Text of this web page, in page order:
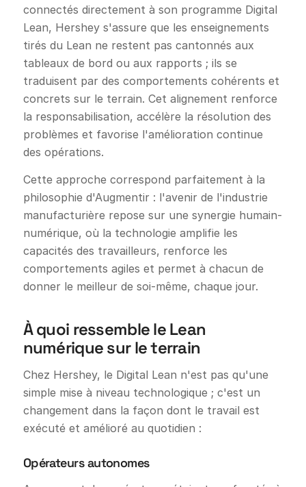
connectés directement à son programme Digital
Lean, Hershey s'assure que les enseignements
tirés du Lean ne restent pas cantonnés aux
tableaux de bord ou aux rapports ; ils se
traduisent par des comportements cohérents et
concrets sur le terrain. Cet alignement renforce
la responsabilisation, accélère la résolution des
problèmes et favorise l'amélioration continue
des opérations.
Cette approche correspond parfaitement à la
philosophie d'Augmentir : l'avenir de l'industrie
manufacturière repose sur une synergie humain-
numérique, où la technologie amplifie les
capacités des travailleurs, renforce les
comportements agiles et permet à chacun de
donner le meilleur de soi-même, chaque jour.
À quoi ressemble le Lean
numérique sur le terrain
Chez Hershey, le Digital Lean n'est pas qu'une
simple mise à niveau technologique ; c'est un
changement dans la façon dont le travail est
exécuté et amélioré au quotidien :
Opérateurs autonomes